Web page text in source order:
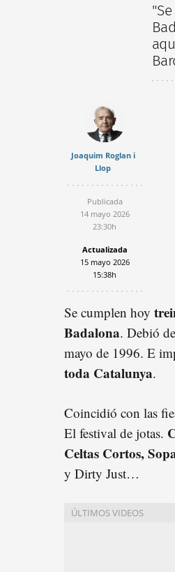
Joaquim Roglan i
Llop
Publicada
14 mayo 2026
23:30h
Actualizada
15 mayo 2026
15:38h
Se cumplen hoy
Badalona. Debió
mayo de 1996. E
toda Catalunya.
Coincidió con las
El festival de jotas.
Celtas Cortos,
y Dirty Just…